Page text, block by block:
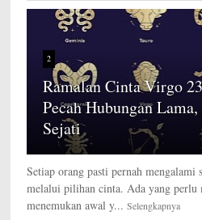
2
Ramalan Cinta Virgo
Pecah Hubungan
Sejati
Setiap orang pasti pernah mengalami
melalui pilihan cinta. Ada yang perlu
menemukan awal y... Selengkapnya